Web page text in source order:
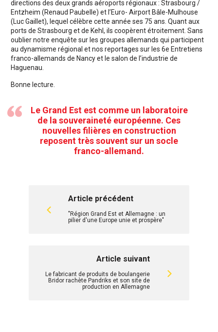
directions des deux grands aéroports régionaux : Strasbourg /
Entzheim (Renaud Paubelle) et l’Euro- Airport Bâle-Mulhouse
(Luc Gaillet), lequel célèbre cette année ses 75 ans. Quant aux
ports de Strasbourg et de Kehl, ils coopèrent étroitement. Sans
oublier notre enquête sur les groupes allemands qui participent
au dynamisme régional et nos reportages sur les 6e Entretiens
franco-allemands de Nancy et le salon de l’industrie de
Haguenau.
Bonne lecture.
Le Grand Est est comme un laboratoire
de la souveraineté européenne. Ces
nouvelles filières en construction
reposent très souvent sur un socle
franco-allemand.
Article précédent
"Région Grand Est et Allemagne : un
pilier d'une Europe unie et prospère"
Article suivant
Le fabricant de produits de boulangerie
Bridor rachète Pandriks et son site de
production en Allemagne